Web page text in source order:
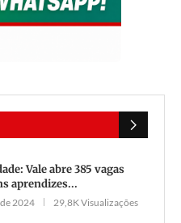
Vale abre 385 vagas
aprendizes...
2024 29,8K Visualizações